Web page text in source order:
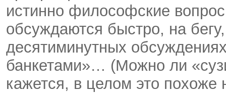
истинно философские
обсуждаются быстро, на
десятиминутных
банкетами»… (Можно ли
кажется, в целом это